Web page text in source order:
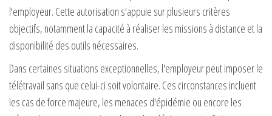
l'employeur. Cette autorisation s'appuie sur plusieurs critères
objectifs, notamment la capacité à réaliser les missions à distance et la
disponibilité des outils nécessaires.
Dans certaines situations exceptionnelles, l'employeur peut imposer le
télétravail sans que celui-ci soit volontaire. Ces circonstances incluent
les cas de force majeure, les menaces d'épidémie ou encore les